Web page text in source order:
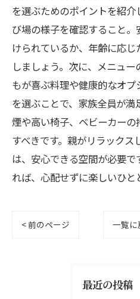
を選ぶためのポイントを紹
び場の様子を確認すること
けられているか、年齢に応
しましょう。次に、メニュ
もが喜ぶ料理や健康的なオ
を選ぶことで、家族全員が
煙や高い椅子、ベビーカー
すべきです。親がリラックス
は、安心できる空間が必要
れば、心配せずに楽しいひと
< 前のページ 一覧に
最近の投稿